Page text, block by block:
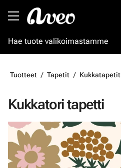
Tuotteet Tapetit Kukkatapetit
Kukkatori tapetti
Ohita kuvat